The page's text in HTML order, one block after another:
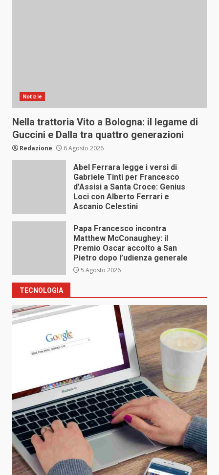
Notizie
Nella trattoria Vito a Bologna: il legame di
Guccini e Dalla tra quattro generazioni
Redazione 6 Agosto 2026
Abel Ferrara legge i versi di
Gabriele Tinti per Francesco
d’Assisi a Santa Croce: Genius
Loci con Alberto Ferrari e
Ascanio Celestini
Papa Francesco incontra
Matthew McConaughey: il
Premio Oscar accolto a San
Pietro dopo l’udienza generale
5 Agosto 2026
TECNOLOGIA